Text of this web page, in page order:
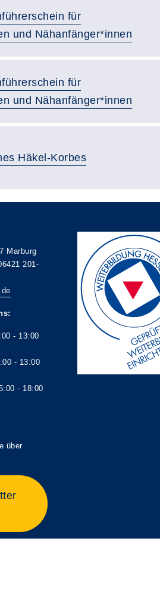
für
und Nähanfänger*innen
für
und Nähanfänger*innen
Häkel-Korbes
Marburg
201-
- 13:00
13:00
über